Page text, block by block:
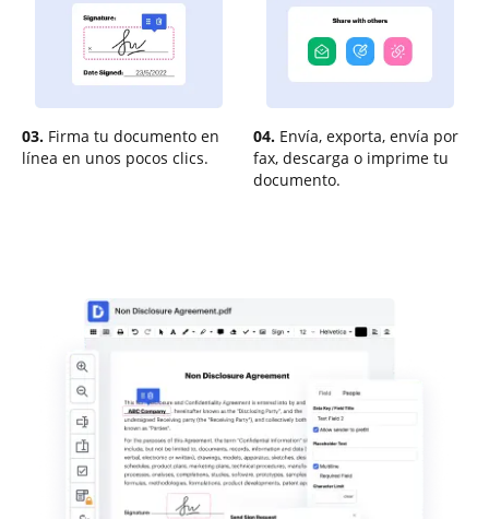
03. Firma tu documento en
línea en unos pocos clics.
04. Envía, exporta, envía por
fax, descarga o imprime tu
documento.